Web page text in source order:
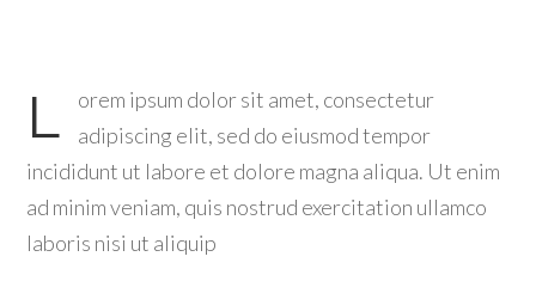
L
orem ipsum dolor sit amet, consectetur
adipiscing elit, sed do eiusmod tempor
incididunt ut labore et dolore magna aliqua. Ut enim
ad minim veniam, quis nostrud exercitation ullamco
laboris nisi ut aliquip